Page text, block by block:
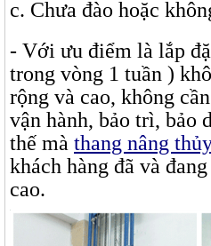
c. Chưa đào hoặc
- Với ưu điểm là lắp
trong vòng 1 tuần )
rộng và cao, không
vận hành, bảo trì, bảo
thế mà thang nâng
khách hàng đã và
cao.